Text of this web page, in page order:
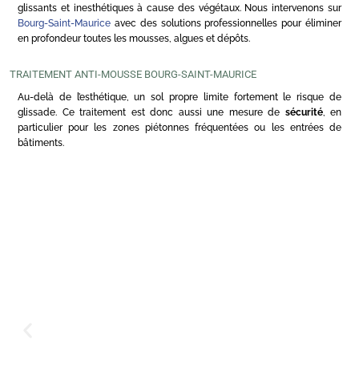
glissants et inesthétiques à cause des végétaux. Nous intervenons sur
Bourg-Saint-Maurice avec des solutions professionnelles pour éliminer
en profondeur toutes les mousses, algues et dépôts.
TRAITEMENT ANTI-MOUSSE BOURG-SAINT-MAURICE
Au-delà de l’esthétique, un sol propre limite fortement le risque de
glissade. Ce traitement est donc aussi une mesure de sécurité, en
particulier pour les zones piétonnes fréquentées ou les entrées de
bâtiments.